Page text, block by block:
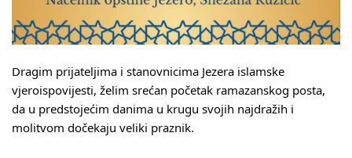
Službeni Glasnici
INFO
Vijesti
Dragim prijateljima i stanovnicima Jezera islamske
vjeroispovijesti, želim srećan početak ramazanskog posta,
da u predstojećim danima u krugu svojih najdražih i
molitvom dočekaju veliki praznik.